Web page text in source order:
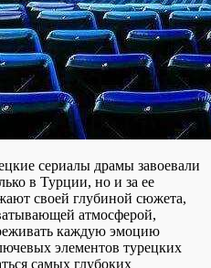
сериалы драмы завоевали
в Турции, но и за ее
своей глубиной сюжета,
атмосферой,
каждую эмоцию
элементов турецких
самых глубоких